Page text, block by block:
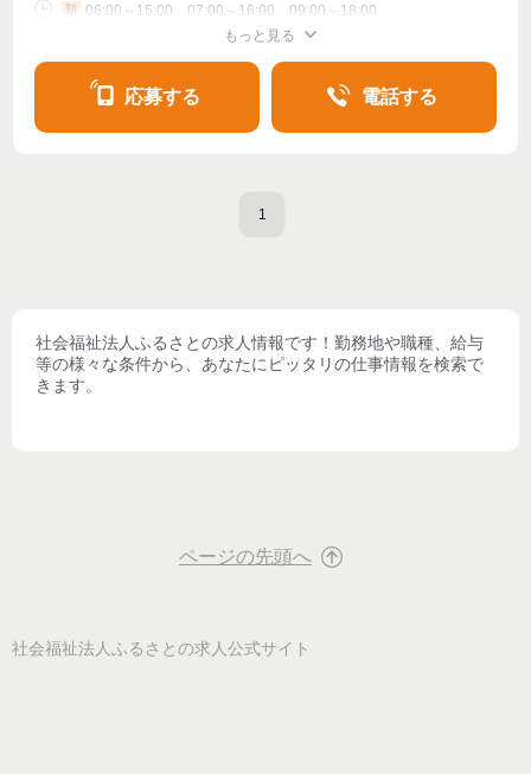
契 06:00～15:00、07:00～16:00、09:00～18:00
もっと見る
応募する 電話する
1
社会福祉法人ふるさとの求人情報です！勤務地や職種、給与
等の様々な条件から、あなたにピッタリの仕事情報を検索で
きます。
ページの先頭へ
社会福祉法人ふるさとの求人公式サイト